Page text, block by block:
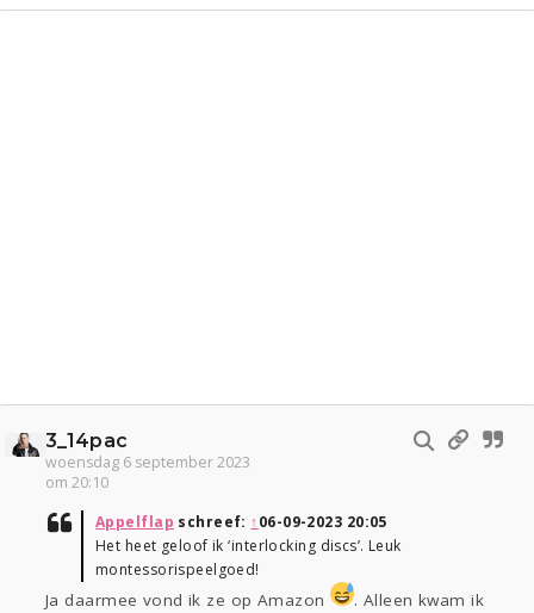
3_14pac
woensdag 6 september 2023
om 20:10
Appelflap schreef: ↑06-09-2023 20:05
Het heet geloof ik ‘interlocking discs’. Leuk
montessorispeelgoed!
Ja daarmee vond ik ze op Amazon
. Alleen kwam ik